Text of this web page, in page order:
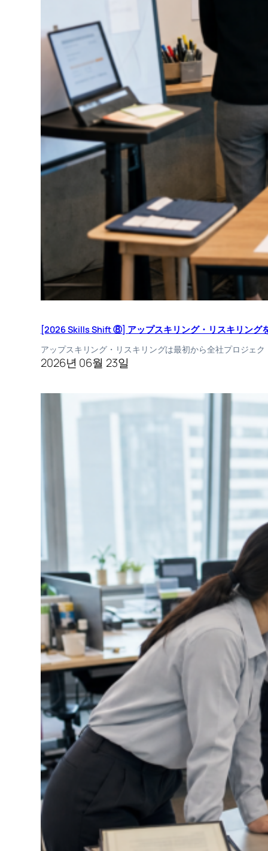
[2026 Skills Shift ⑧] アップスキリング・リスキリング
アップスキリング・リスキリングは最初から全社プロジェ
2026년 06월 23일